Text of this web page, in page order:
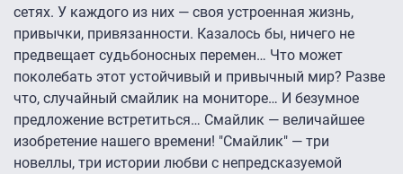
сетях. У каждого из них — своя устроенная жизнь,
привычки, привязанности. Казалось бы, ничего не
предвещает судьбоносных перемен… Что может
поколебать этот устойчивый и привычный мир? Разве
что, случайный смайлик на мониторе… И безумное
предложение встретиться… Смайлик — величайшее
изобретение нашего времени! "Смайлик" — три
новеллы, три истории любви с непредсказуемой